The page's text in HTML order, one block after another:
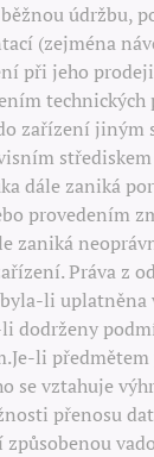
údržbu,
(zejména
při jeho
zařízení jiným
dále zaniká
provedením
zaniká
Práva z
li uplatněna
dodrženy
li
se vztahuje
přenosu